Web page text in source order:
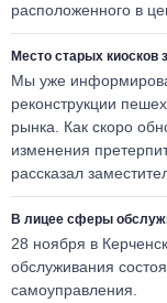
расположенного в
Место старых
Мы уже
реконструкции
рынка. Как скоро
изменения
рассказал
В лицее сферы
28 ноября в
обслуживания
самоуправления.